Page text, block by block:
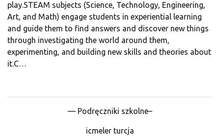
play.STEAM subjects (Science, Technology, Engineering,
Art, and Math) engage students in experiential learning
and guide them to find answers and discover new things
through investigating the world around them,
experimenting, and building new skills and theories about
it.C…
— Podręczniki szkolne–
icmeler turcja